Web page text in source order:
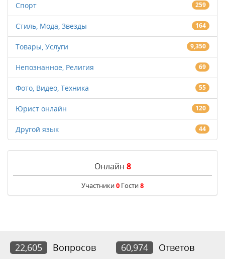
Спорт 259
Стиль, Мода, Звезды 164
Товары, Услуги 9,350
Непознанное, Религия 69
Фото, Видео, Техника 55
Юрист онлайн 120
Другой язык 44
Онлайн 8
Участники0 Гости8
22,605 Вопросов 60,974 Ответов